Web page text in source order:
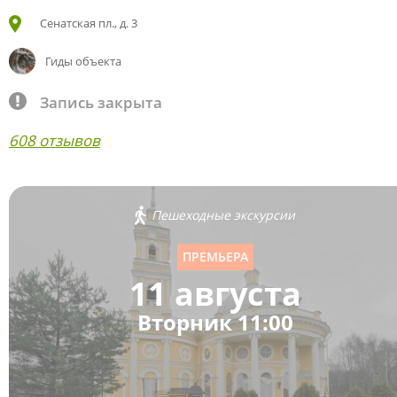
Сенатская пл., д. 3
Гиды объекта
Запись закрыта
608 отзывов
Пешеходные экскурсии
ПРЕМЬЕРА
11 августа
Вторник 11:00